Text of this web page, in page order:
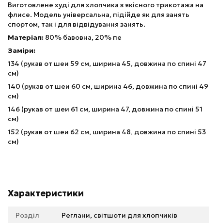
Виготовлене худі для хлопчика з якісного трикотажа на
флисе. Модель універсальна, підійде як для занять
спортом, так і для відвідування занять.
Матеріал: 80% бавовна, 20% пе
Заміри:
134 (рукав от шеи 59 см, ширина 45, довжина по спині 47
см)
140 (рукав от шеи 60 см, ширина 46, довжина по спині 49
см)
146 (рукав от шеи 61 см, ширина 47, довжина по спині 51
см)
152 (рукав от шеи 62 см, ширина 48, довжина по спині 53
см)
Характеристики
Розділ Реглани, світшоти для хлопчиків